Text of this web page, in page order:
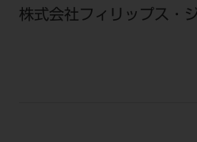
株式会社フィリップス・
レーザー装置関連
歯科医師
One to One Club